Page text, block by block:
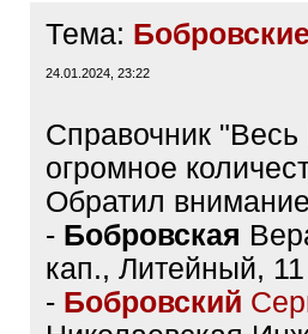
Тема:Бобровские
24.01.2024, 23:22